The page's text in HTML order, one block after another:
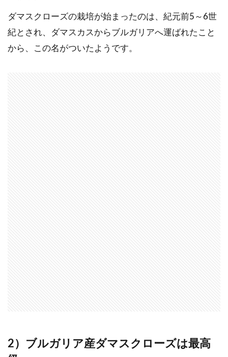
ダマスクローズの栽培が始まったのは、紀元前5～6世
紀とされ、ダマスカスからブルガリアへ運ばれたこと
から、この名がついたようです。
2）ブルガリア産ダマスクローズは最高